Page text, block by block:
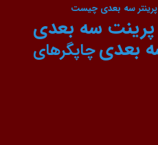
پرینتر سه بعدی چیست
پرینت سه بعدی
بعدیچاپگرهای